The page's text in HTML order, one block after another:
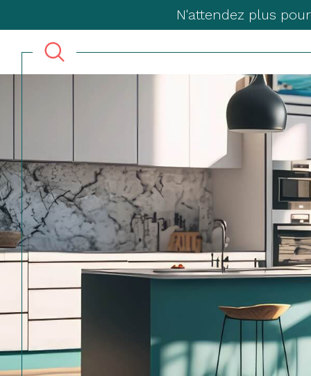
N'attendez plus
du neuf
de l'immo pro
à
en
de